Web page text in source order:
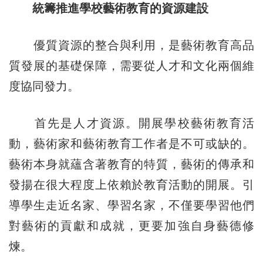
統籌推進學校藝術教育的資源建設
優質資源的整合與利用，是藝術教育高品
質發展的基礎保障，需要從人才和文化兩個維
度協同發力。
首先是人才資源。開展學校藝術教育活
動，藝術家和藝術教育工作者是不可或缺的。
藝術本身就蘊含著教育的特質，藝術的傳承和
發揚在很大程度上依賴於教育活動的開展。引
導學生走近名家、學習名家，不僅要學習他們
對藝術的貢獻和成就，更要加強自身藝德修
煉。